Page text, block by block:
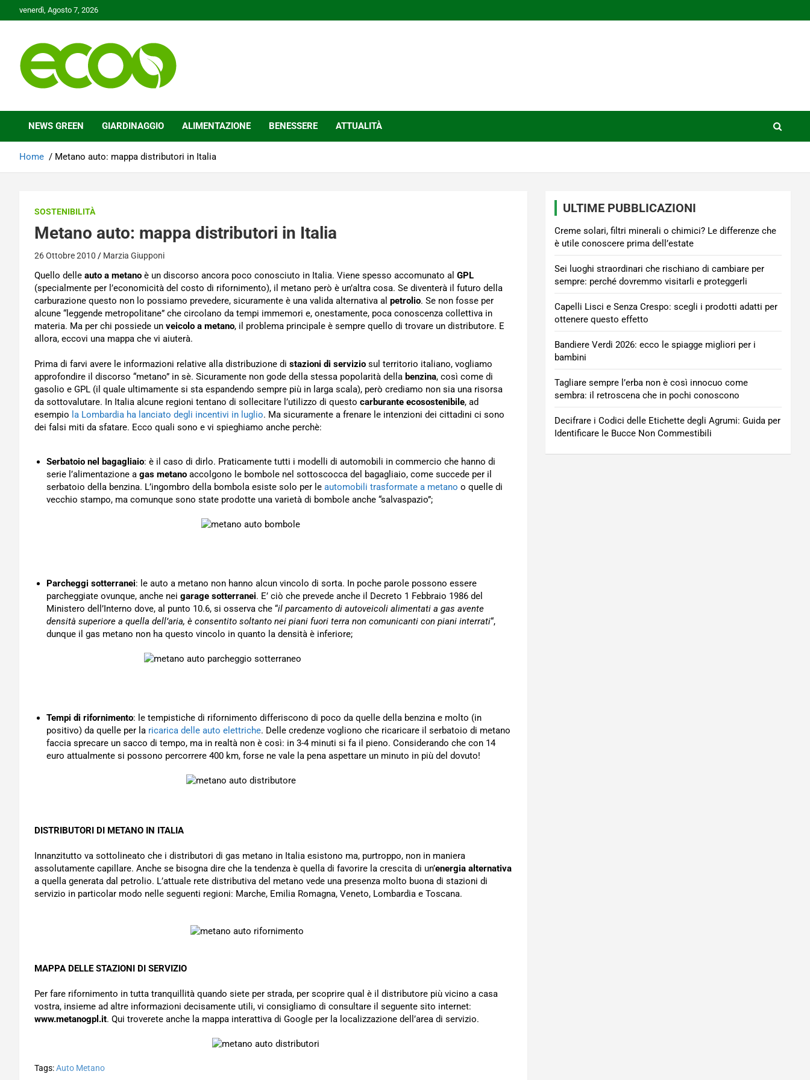
to
venerdì, Agosto 7, 2026
Ecoo.it
NEWS GREEN GIARDINAGGIO ALIMENTAZIONE BENESSERE ATTUALITÀ
Home Metano auto: mappa distributori in Italia
SOSTENIBILITÀ
Metano auto: mappa distributori in Italia
26 Ottobre 2010 Marzia Giupponi
Quello delle auto a metano è un discorso ancora poco conosciuto in Italia. Viene spesso accomunato al GPL
(specialmente per l’economicità del costo di rifornimento), il metano però è un’altra cosa. Se diventerà il futuro della
carburazione questo non lo possiamo prevedere, sicuramente è una valida alternativa al petrolio. Se non fosse per
alcune “leggende metropolitane” che circolano da tempi immemori e, onestamente, poca conoscenza collettiva in
materia. Ma per chi possiede un veicolo a metano, il problema principale è sempre quello di trovare un distributore. E
allora, eccovi una mappa che vi aiuterà.
Prima di farvi avere le informazioni relative alla distribuzione di stazioni di servizio sul territorio italiano, vogliamo
approfondire il discorso “metano” in sè. Sicuramente non gode della stessa popolarità della benzina, così come di
gasolio e GPL (il quale ultimamente si sta espandendo sempre più in larga scala), però crediamo non sia una risorsa
da sottovalutare. In Italia alcune regioni tentano di sollecitare l’utilizzo di questo carburante ecosostenibile, ad
esempio la Lombardia ha lanciato degli incentivi in luglio. Ma sicuramente a frenare le intenzioni dei cittadini ci sono
dei falsi miti da sfatare. Ecco quali sono e vi spieghiamo anche perchè:
Serbatoio nel bagagliaio: è il caso di dirlo. Praticamente tutti i modelli di automobili in commercio che hanno di
serie l’alimentazione a gas metano accolgono le bombole nel sottoscocca del bagagliaio, come succede per il
serbatoio della benzina. L’ingombro della bombola esiste solo per le automobili trasformate a metano o quelle di
vecchio stampo, ma comunque sono state prodotte una varietà di bombole anche “salvaspazio”;
Parcheggi sotterranei: le auto a metano non hanno alcun vincolo di sorta. In poche parole possono essere
parcheggiate ovunque, anche nei garage sotterranei. E’ ciò che prevede anche il Decreto 1 Febbraio 1986 del
Ministero dell’Interno dove, al punto 10.6, si osserva che “il parcamento di autoveicoli alimentati a gas avente
densità superiore a quella dell’aria, è consentito soltanto nei piani fuori terra non comunicanti con piani interrati“,
dunque il gas metano non ha questo vincolo in quanto la densità è inferiore;
Tempi di rifornimento: le tempistiche di rifornimento differiscono di poco da quelle della benzina e molto (in
positivo) da quelle per la ricarica delle auto elettriche. Delle credenze vogliono che ricaricare il serbatoio di metano
faccia sprecare un sacco di tempo, ma in realtà non è così: in 3-4 minuti si fa il pieno. Considerando che con 14
euro attualmente si possono percorrere 400 km, forse ne vale la pena aspettare un minuto in più del dovuto!
DISTRIBUTORI DI METANO IN ITALIA
Innanzitutto va sottolineato che i distributori di gas metano in Italia esistono ma, purtroppo, non in maniera
assolutamente capillare. Anche se bisogna dire che la tendenza è quella di favorire la crescita di un’energia alternativa
a quella generata dal petrolio. L’attuale rete distributiva del metano vede una presenza molto buona di stazioni di
servizio in particolar modo nelle seguenti regioni: Marche, Emilia Romagna, Veneto, Lombardia e Toscana.
MAPPA DELLE STAZIONI DI SERVIZIO
Per fare rifornimento in tutta tranquillità quando siete per strada, per scoprire qual è il distributore più vicino a casa
vostra, insieme ad altre informazioni decisamente utili, vi consigliamo di consultare il seguente sito internet:
www.metanogpl.it. Qui troverete anche la mappa interattiva di Google per la localizzazione dell’area di servizio.
Tags:Auto Metano
ULTIME PUBBLICAZIONI
Creme solari, filtri minerali o chimici? Le differenze che
è utile conoscere prima dell’estate
Sei luoghi straordinari che rischiano di cambiare per
sempre: perché dovremmo visitarli e proteggerli
Capelli Lisci e Senza Crespo: scegli i prodotti adatti per
ottenere questo effetto
Bandiere Verdi 2026: ecco le spiagge migliori per i
bambini
Tagliare sempre l’erba non è così innocuo come
sembra: il retroscena che in pochi conoscono
Decifrare i Codici delle Etichette degli Agrumi: Guida per
Identificare le Bucce Non Commestibili